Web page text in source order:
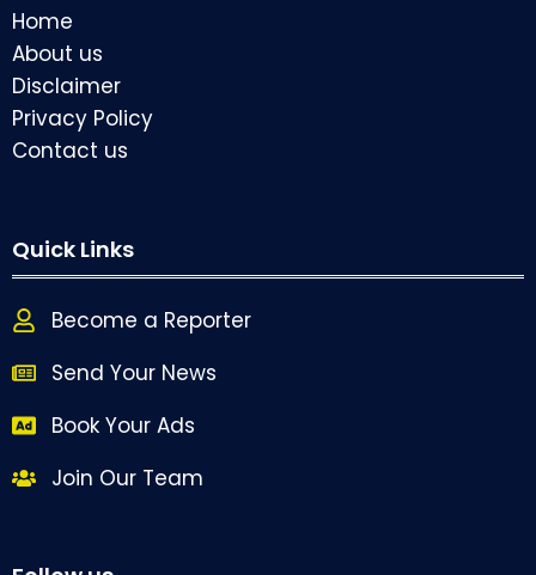
Home
About us
Disclaimer
Privacy Policy
Contact us
Quick Links
Become a Reporter
Send Your News
Book Your Ads
Join Our Team